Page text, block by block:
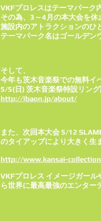
VKFプロレスはテーマパーク
その為、3～4月の本大会を休
施設内のアトラクションのひ
テーマパーク名はゴールデン
そして、
今年も茨木音楽祭での無料イ
5/5(日) 茨木音楽祭特設リン
http://ibaon.jp/about/
また、次回本大会 5/12
のタイアップにより大きく生
http://www.kansai-
VKFプロレス イメージガー
ら世界に最高最強のエンター